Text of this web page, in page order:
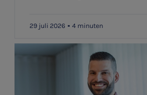
29 juli 2026 4 minuten